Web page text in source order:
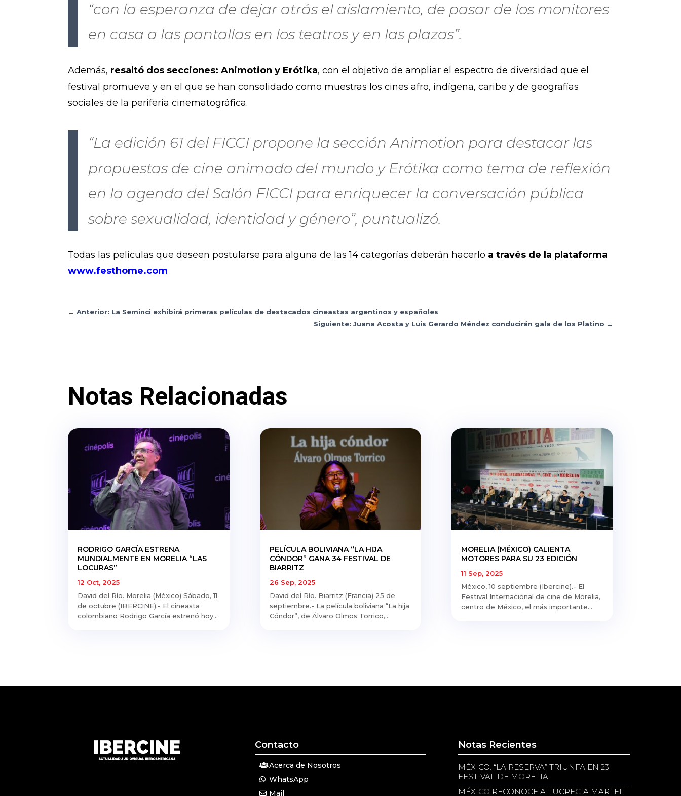
“con la esperanza de dejar atrás el aislamiento, de pasar de los monitores
en casa a las pantallas en los teatros y en las plazas”.
Además, resaltó dos secciones: Animotion y Erótika, con el objetivo de ampliar el espectro de diversidad que el
festival promueve y en el que se han consolidado como muestras los cines afro, indígena, caribe y de geografías
sociales de la periferia cinematográfica.
“La edición 61 del FICCI propone la sección Animotion para destacar las
propuestas de cine animado del mundo y Erótika como tema de reflexión
en la agenda del Salón FICCI para enriquecer la conversación pública
sobre sexualidad, identidad y género”, puntualizó.
Todas las películas que deseen postularse para alguna de las 14 categorías deberán hacerlo a través de la plataforma
www.festhome.com
←Anterior: La Seminci exhibirá primeras películas de destacados cineastas argentinos y españoles
Siguiente: Juana Acosta y Luis Gerardo Méndez conducirán gala de los Platino →
Notas Relacionadas
RODRIGO GARCÍA ESTRENA
MUNDIALMENTE EN MORELIA “LAS
LOCURAS”
12 Oct, 2025
David del Río. Morelia (México) Sábado, 11
de octubre (IBERCINE).- El cineasta
colombiano Rodrigo García estrenó hoy...
PELÍCULA BOLIVIANA “LA HIJA
CÓNDOR” GANA 34 FESTIVAL DE
BIARRITZ
26 Sep, 2025
David del Río. Biarritz (Francia) 25 de
septiembre.- La película boliviana “La hija
Cóndor”, de Álvaro Olmos Torrico,...
MORELIA (MÉXICO) CALIENTA
MOTORES PARA SU 23 EDICIÓN
11 Sep, 2025
México, 10 septiembre (Ibercine).- El
Festival Internacional de cine de Morelia,
centro de México, el más importante...
Contacto
Acerca de Nosotros
WhatsApp
Mail
Notas Recientes
MÉXICO: “LA RESERVA” TRIUNFA EN 23
FESTIVAL DE MORELIA
MÉXICO RECONOCE A LUCRECIA MARTEL